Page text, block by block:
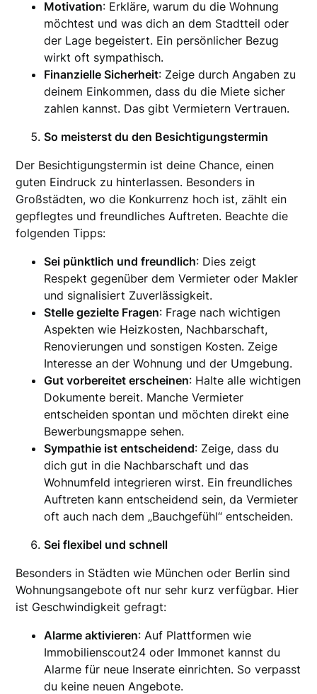
Motivation: Erkläre, warum du die Wohnung
möchtest und was dich an dem Stadtteil oder
der Lage begeistert. Ein persönlicher Bezug
wirkt oft sympathisch.
Finanzielle Sicherheit: Zeige durch Angaben zu
deinem Einkommen, dass du die Miete sicher
zahlen kannst. Das gibt Vermietern Vertrauen.
So meisterst du den Besichtigungstermin
Der Besichtigungstermin ist deine Chance, einen
guten Eindruck zu hinterlassen. Besonders in
Großstädten, wo die Konkurrenz hoch ist, zählt ein
gepflegtes und freundliches Auftreten. Beachte die
folgenden Tipps:
Sei pünktlich und freundlich: Dies zeigt
Respekt gegenüber dem Vermieter oder Makler
und signalisiert Zuverlässigkeit.
Stelle gezielte Fragen: Frage nach wichtigen
Aspekten wie Heizkosten, Nachbarschaft,
Renovierungen und sonstigen Kosten. Zeige
Interesse an der Wohnung und der Umgebung.
Gut vorbereitet erscheinen: Halte alle wichtigen
Dokumente bereit. Manche Vermieter
entscheiden spontan und möchten direkt eine
Bewerbungsmappe sehen.
Sympathie ist entscheidend: Zeige, dass du
dich gut in die Nachbarschaft und das
Wohnumfeld integrieren wirst. Ein freundliches
Auftreten kann entscheidend sein, da Vermieter
oft auch nach dem „Bauchgefühl“ entscheiden.
Sei flexibel und schnell
Besonders in Städten wie München oder Berlin sind
Wohnungsangebote oft nur sehr kurz verfügbar. Hier
ist Geschwindigkeit gefragt:
Alarme aktivieren: Auf Plattformen wie
Immobilienscout24 oder Immonet kannst du
Alarme für neue Inserate einrichten. So verpasst
du keine neuen Angebote.